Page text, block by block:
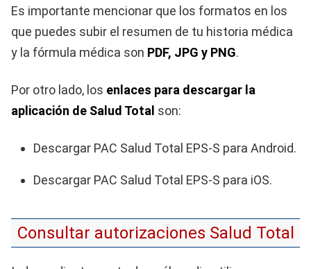
Es importante mencionar que los formatos en los
que puedes subir el resumen de tu historia médica
y la fórmula médica son PDF, JPG y PNG.
Por otro lado, los enlaces para descargar la
aplicación de Salud Total son:
Descargar PAC Salud Total EPS-S para Android.
Descargar PAC Salud Total EPS-S para iOS.
Consultar autorizaciones Salud Total